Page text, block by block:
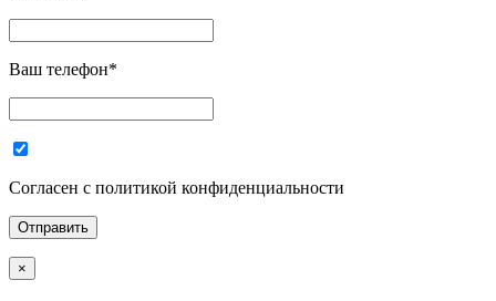
Ваш телефон*
Согласен с политикой конфиденциальности
×